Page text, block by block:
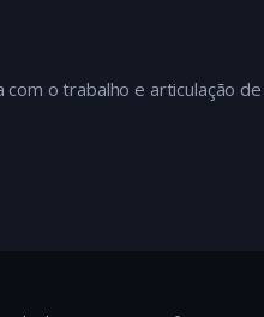
o trabalho e articulação